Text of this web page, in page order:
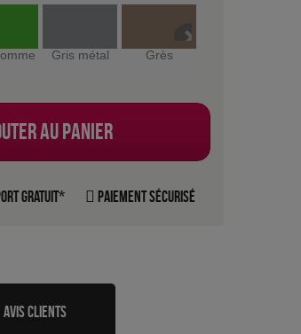
Gris métal Grès
au panier
gratuit* Paiement sécurisé
avis clients